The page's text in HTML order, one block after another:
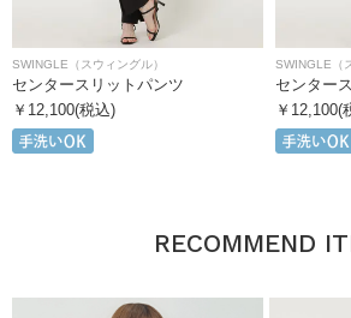
SWINGLE（スウィングル）
センタースリットパンツ
￥12,100(税込)
SWINGLE（
センター
￥12,100(
RECOMMEND